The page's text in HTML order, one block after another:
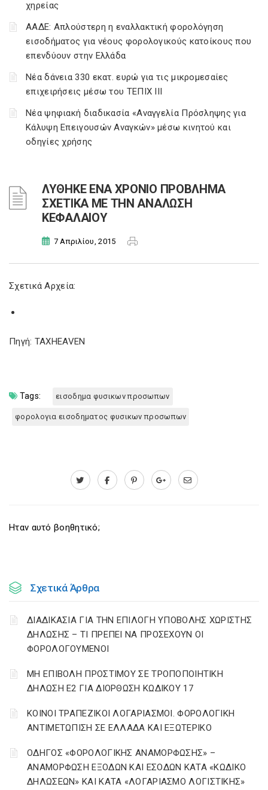
χηρείας
ΑΑΔΕ: Απλούστερη η εναλλακτική φορολόγηση
εισοδήματος για νέους φορολογικούς κατοίκους που
επενδύουν στην Ελλάδα
Νέα δάνεια 330 εκατ. ευρώ για τις μικρομεσαίες
επιχειρήσεις μέσω του ΤΕΠΙΧ ΙΙΙ
Νέα ψηφιακή διαδικασία «Αναγγελία Πρόσληψης για
Κάλυψη Επειγουσών Αναγκών» μέσω κινητού και
οδηγίες χρήσης
ΛΥΘΗΚΕ ΕΝΑ ΧΡΟΝΙΟ ΠΡΟΒΛΗΜΑ
ΣΧΕΤΙΚΑ ΜΕ ΤΗΝ ΑΝΑΛΩΣΗ
ΚΕΦΑΛΑΙΟΥ
7 Απριλίου, 2015
Σχετικά Αρχεία:
Πηγή: TAXHEAVEN
Tags: εισοδημα φυσικων προσωπων
φορολογια εισοδηματος φυσικων προσωπων
Ηταν αυτό βοηθητικό;
Σχετικά Άρθρα
ΔΙΑΔΙΚΑΣΙΑ ΓΙΑ ΤΗΝ ΕΠΙΛΟΓΗ ΥΠΟΒΟΛΗΣ ΧΩΡΙΣΤΗΣ
ΔΗΛΩΣΗΣ – ΤΙ ΠΡΕΠΕΙ ΝΑ ΠΡΟΣΕΧΟΥΝ ΟΙ
ΦΟΡΟΛΟΓΟΥΜΕΝΟΙ
ΜΗ ΕΠΙΒΟΛΗ ΠΡΟΣΤΙΜΟΥ ΣΕ ΤΡΟΠΟΠΟΙΗΤΙΚΗ
ΔΗΛΩΣΗ Ε2 ΓΙΑ ΔΙΟΡΘΩΣΗ ΚΩΔΙΚΟΥ 17
ΚΟΙΝΟΙ ΤΡΑΠΕΖΙΚΟΙ ΛΟΓΑΡΙΑΣΜΟΙ. ΦΟΡΟΛΟΓΙΚΗ
ΑΝΤΙΜΕΤΩΠΙΣΗ ΣΕ ΕΛΛΑΔΑ ΚΑΙ ΕΞΩΤΕΡΙΚΟ
ΟΔΗΓΟΣ «ΦΟΡΟΛΟΓΙΚΗΣ ΑΝΑΜΟΡΦΩΣΗΣ» –
ΑΝΑΜΟΡΦΩΣΗ ΕΞΟΔΩΝ ΚΑΙ ΕΣΟΔΩΝ ΚΑΤΑ «ΚΩΔΙΚΟ
ΔΗΛΩΣΕΩΝ» ΚΑΙ ΚΑΤΑ «ΛΟΓΑΡΙΑΣΜΟ ΛΟΓΙΣΤΙΚΗΣ»